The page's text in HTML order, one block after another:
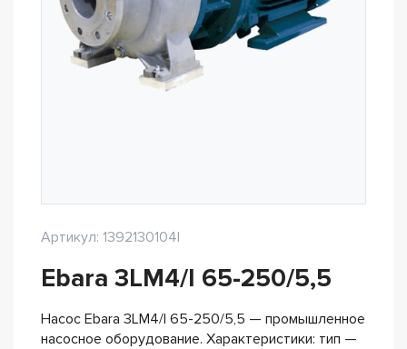
Артикул: 1392130104I
Ebara 3LM4/I 65-250/5,5
Насос Ebara 3LM4/I 65-250/5,5 — промышленное
насосное оборудование. Характеристики: тип —